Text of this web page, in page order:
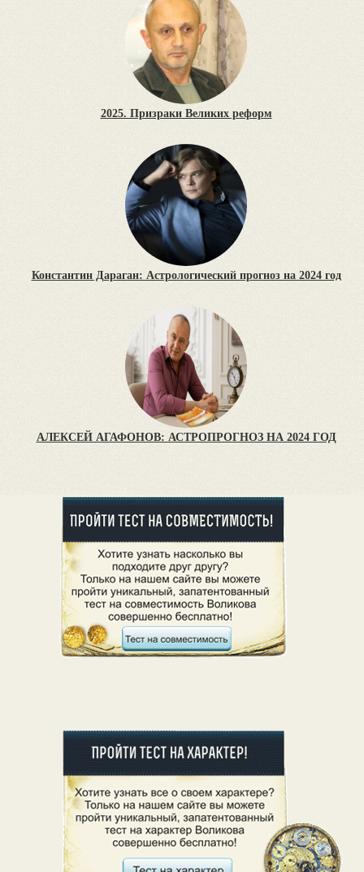
2025. Призраки Великих реформ
Константин Дараган: Астрологический прогноз на 2024 год
АЛЕКСЕЙ АГАФОНОВ: АСТРОПРОГНОЗ НА 2024 ГОД